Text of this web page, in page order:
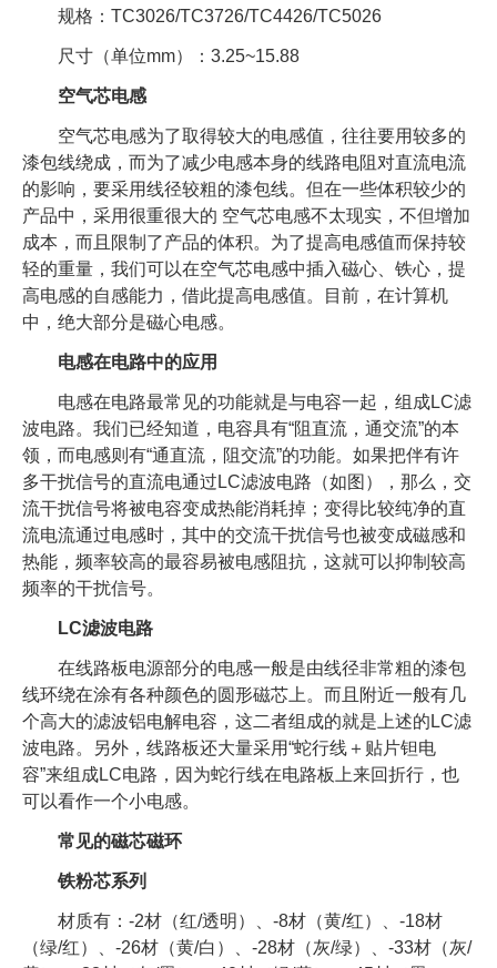
规格：TC3026/TC3726/TC4426/TC5026
尺寸（单位mm）：3.25~15.88
空气芯电感
空气芯电感为了取得较大的电感值，往往要用较多的
漆包线绕成，而为了减少电感本身的线路电阻对直流电流
的影响，要采用线径较粗的漆包线。但在一些体积较少的
产品中，采用很重很大的 空气芯电感不太现实，不但增加
成本，而且限制了产品的体积。为了提高电感值而保持较
轻的重量，我们可以在空气芯电感中插入磁心、铁心，提
高电感的自感能力，借此提高电感值。目前，在计算机
中，绝大部分是磁心电感。
电感在电路中的应用
电感在电路最常见的功能就是与电容一起，组成LC滤
波电路。我们已经知道，电容具有“阻直流，通交流”的本
领，而电感则有“通直流，阻交流”的功能。如果把伴有许
多干扰信号的直流电通过LC滤波电路（如图），那么，交
流干扰信号将被电容变成热能消耗掉；变得比较纯净的直
流电流通过电感时，其中的交流干扰信号也被变成磁感和
热能，频率较高的最容易被电感阻抗，这就可以抑制较高
频率的干扰信号。
LC滤波电路
在线路板电源部分的电感一般是由线径非常粗的漆包
线环绕在涂有各种颜色的圆形磁芯上。而且附近一般有几
个高大的滤波铝电解电容，这二者组成的就是上述的LC滤
波电路。另外，线路板还大量采用“蛇行线＋贴片钽电
容”来组成LC电路，因为蛇行线在电路板上来回折行，也
可以看作一个小电感。
常见的磁芯磁环
铁粉芯系列
材质有：-2材（红/透明）、-8材（黄/红）、-18材
（绿/红）、-26材（黄/白）、-28材（灰/绿）、-33材（灰/